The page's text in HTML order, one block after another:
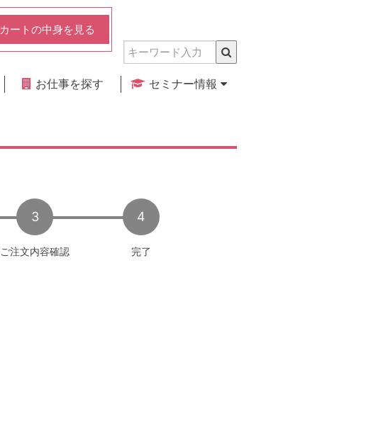
カートの中身を見る
お仕事を探す
セミナー情報
3
ご注文内容確認
4
完了